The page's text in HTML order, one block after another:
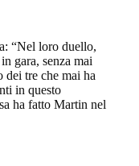
“Nel loro duello,
gara, senza mai
dei tre che mai ha
in questo
ha fatto Martin nel